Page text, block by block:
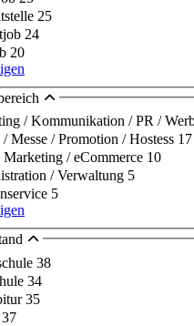
25
24
20
/ Kommunikation / PR /
/ Messe / Promotion / Hostess 17
/ eCommerce 10
/ Verwaltung 5
5
38
34
35
37